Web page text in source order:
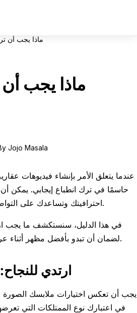
ماذا يجب أن
ماذا يجب أن
Jojo Masala
عندما يتعلق الأمر بإنشاء فيديوهات
حاسمًا في ترك انطباع إيجابي. يمكن
احترافيتك وتساعدك على التواصل مع المشترين المحتملين.
في هذا الدليل، سنستكشف ما يجب
لضمان أن تبدو بأفضل مظهر أثناء عرض الممتلكات بشكل فعال.
ارتدي
يجب أن تعكس اختيارات ملابسك الصورة
في اعتبارك نوع الممتلكات التي